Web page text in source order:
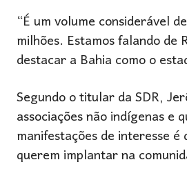
“É um volume considerável
milhões. Estamos falando
destacar a Bahia como o
Segundo o titular da SDR,
associações não indígenas
manifestações de interesse
querem implantar na